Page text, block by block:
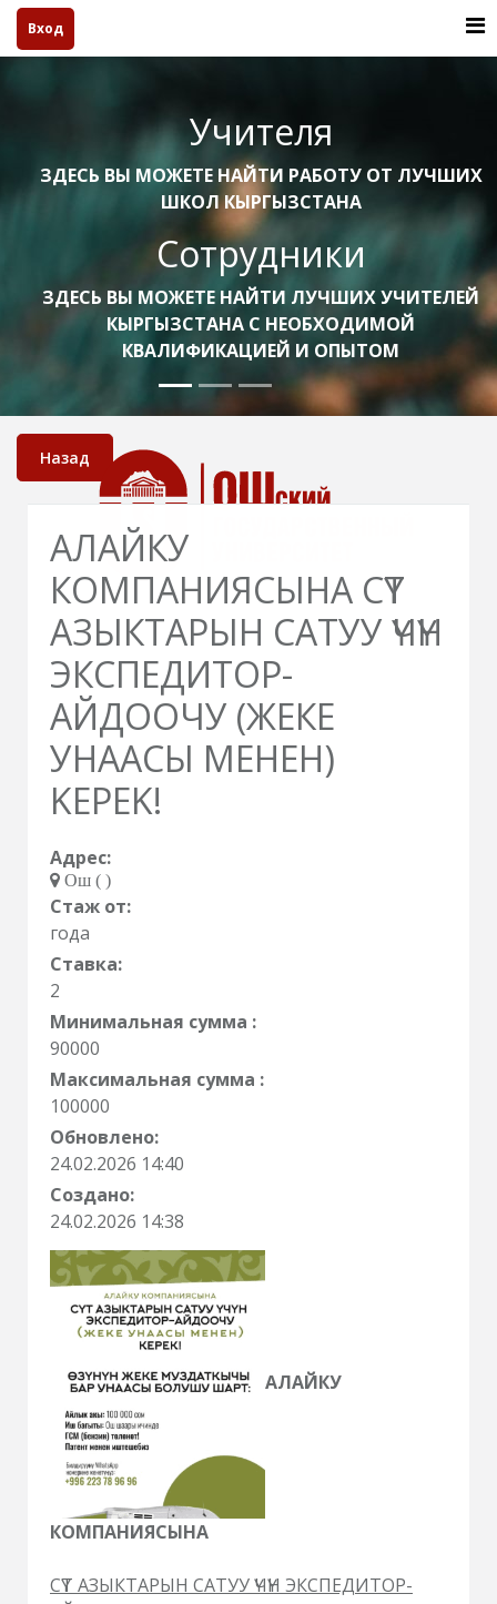
Вход
Учителя
ЗДЕСЬ ВЫ МОЖЕТЕ НАЙТИ РАБОТУ ОТ ЛУЧШИХ
ШКОЛ КЫРГЫЗСТАНА
Сотрудники
ЗДЕСЬ ВЫ МОЖЕТЕ НАЙТИ ЛУЧШИХ УЧИТЕЛЕЙ
КЫРГЫЗСТАНА С НЕОБХОДИМОЙ
КВАЛИФИКАЦИЕЙ И ОПЫТОМ
Назад
АЛАЙКУ
КОМПАНИЯСЫНА СҮТ
АЗЫКТАРЫН САТУУ ҮЧҮН
ЭКСПЕДИТОР-
АЙДООЧУ (ЖЕКЕ
УНААСЫ МЕНЕН)
ΚΕΡΕΚ!
Адрес:
Ош ( )
Стаж от:
года
Ставка:
2
Минимальная сумма :
90000
Максимальная сумма :
100000
Обновлено:
24.02.2026 14:40
Создано:
24.02.2026 14:38
АЛАЙКУ
КОМПАНИЯСЫНА
СҮТ АЗЫКТАРЫН САТУУ ҮЧҮН ЭКСПЕДИТОР-